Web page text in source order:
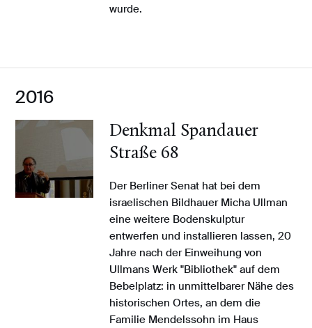
wurde.
2016
Denkmal Spandauer
Straße 68
Der Berliner Senat hat bei dem
israelischen Bildhauer Micha Ullman
eine weitere Bodenskulptur
entwerfen und installieren lassen, 20
Jahre nach der Einweihung von
Ullmans Werk "Bibliothek" auf dem
Bebelplatz: in unmittelbarer Nähe des
historischen Ortes, an dem die
Familie Mendelssohn im Haus